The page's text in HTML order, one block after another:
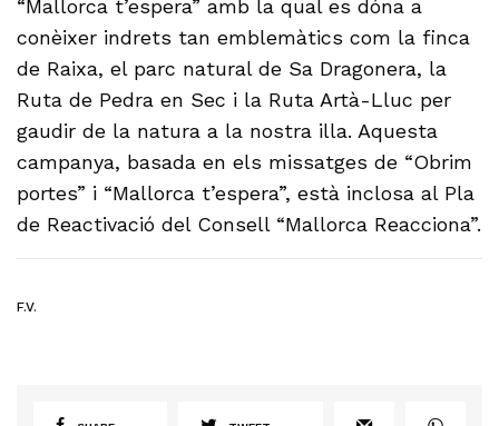
“Mallorca t’espera” amb la qual es dóna a
conèixer indrets tan emblemàtics com la finca
de Raixa, el parc natural de Sa Dragonera, la
Ruta de Pedra en Sec i la Ruta Artà-Lluc per
gaudir de la natura a la nostra illa. Aquesta
campanya, basada en els missatges de “Obrim
portes” i “Mallorca t’espera”, està inclosa al Pla
de Reactivació del Consell “Mallorca Reacciona”.
F.V.